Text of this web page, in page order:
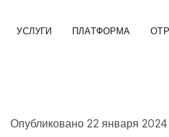
УСЛУГИ ПЛАТФОРМА
Опубликовано 22 января 2024